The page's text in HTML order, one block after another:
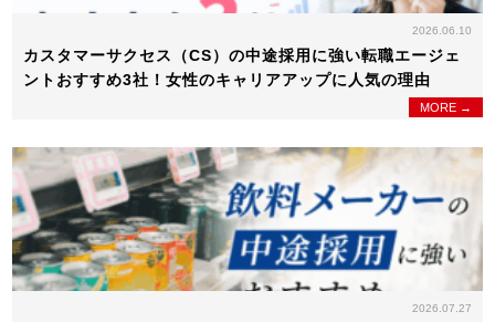
2026.06.10
カスタマーサクセス（CS）の中途採用に強い転職エージェ
ントおすすめ3社！女性のキャリアアップに人気の理由
MORE →
2026.07.27